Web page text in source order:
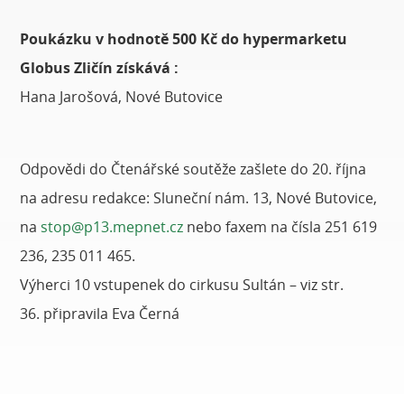
Poukázku v hodnotě 500 Kč do hypermarketu
Globus Zličín získává :
Hana Jarošová, Nové Butovice
Odpovědi do Čtenářské soutěže zašlete do 20. října
na adresu redakce: Sluneční nám. 13, Nové Butovice,
na stop@p13.mepnet.cz nebo faxem na čísla 251 619
236, 235 011 465.
Výherci 10 vstupenek do cirkusu Sultán – viz str.
36. připravila Eva Černá